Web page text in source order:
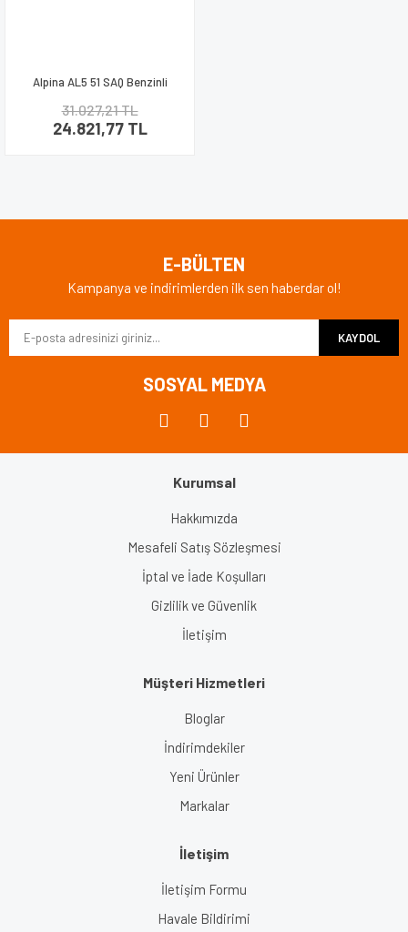
Alpina AL5 51 SAQ Benzinli
31.027,21 TL
24.821,77 TL
E-BÜLTEN
Kampanya ve indirimlerden ilk sen haberdar ol!
KAYDOL
SOSYAL MEDYA
Kurumsal
Hakkımızda
Mesafeli Satış Sözleşmesi
İptal ve İade Koşulları
Gizlilik ve Güvenlik
İletişim
Müşteri Hizmetleri
Bloglar
İndirimdekiler
Yeni Ürünler
Markalar
İletişim
İletişim Formu
Havale Bildirimi